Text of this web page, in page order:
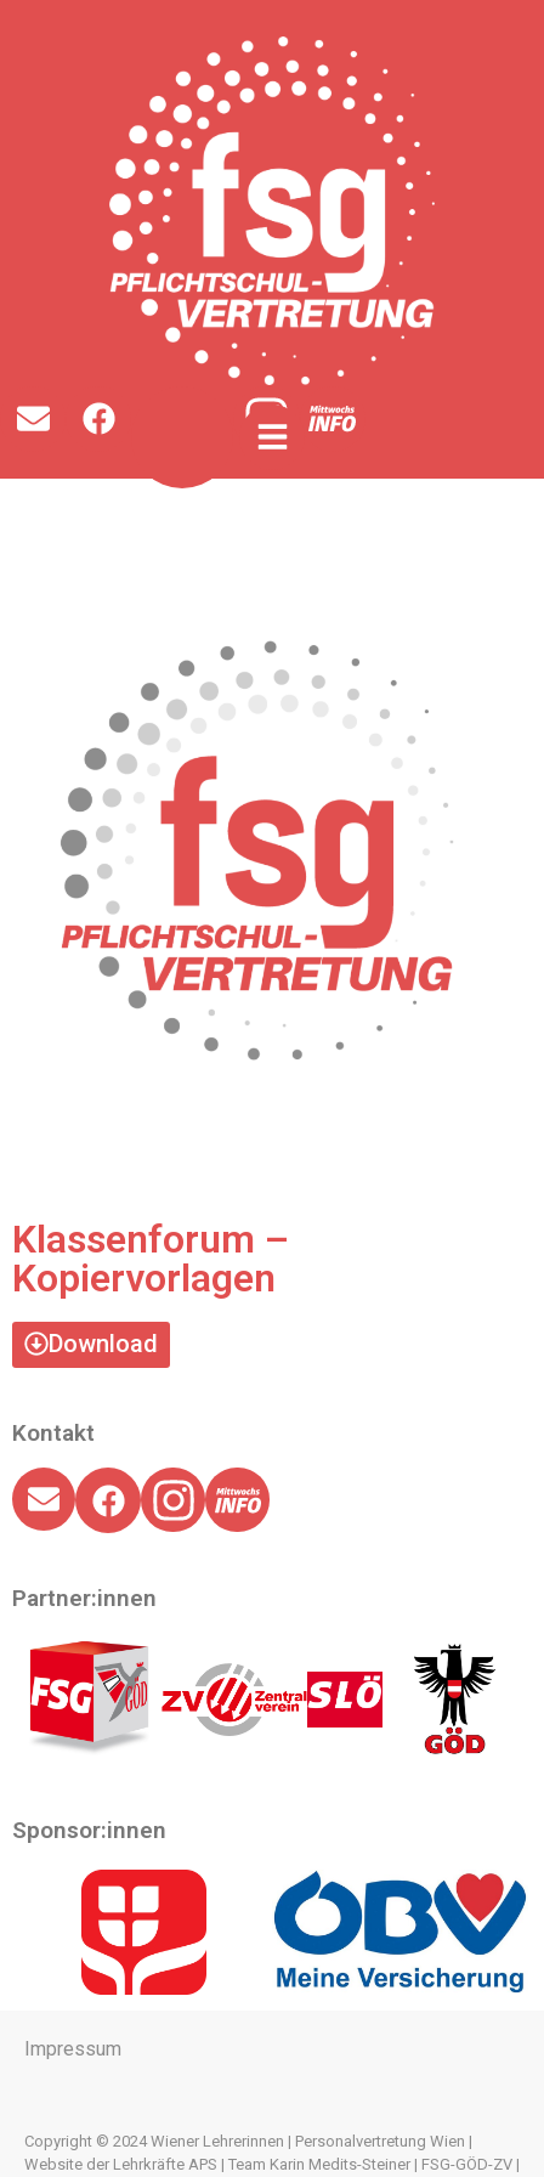
Klassenforum –
Kopiervorlagen
Download
Sponsor:innen
Partner:innen
Kontakt
Copyright © 2024 Wiener Lehrerinnen | Personalvertretung Wien |
Website der Lehrkräfte APS | Team Karin Medits-Steiner | FSG-GÖD-ZV |
Impressum